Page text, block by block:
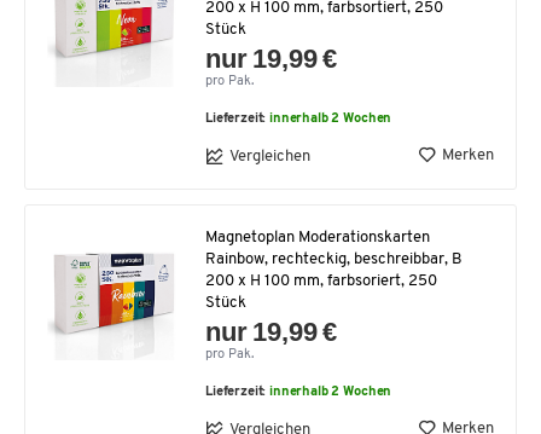
200 x H 100 mm, farbsortiert, 250
Stück
nur 19,99 €
pro Pak.
Lieferzeit:innerhalb 2 Wochen
Vergleichen Merken
Magnetoplan Moderationskarten
Rainbow, rechteckig, beschreibbar, B
200 x H 100 mm, farbsoriert, 250
Stück
nur 19,99 €
pro Pak.
Lieferzeit:innerhalb 2 Wochen
Vergleichen Merken